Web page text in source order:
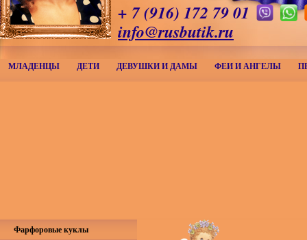
+ 7 (916) 172 79 01
info@rusbutik.ru
МЛАДЕНЦЫ ДЕТИ ДЕВУШКИ И ДАМЫ ФЕИ И АНГЕЛЫ
Фарфоровые куклы